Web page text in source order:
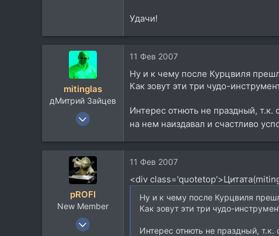
Удачи!
mitinglas
дМитрий Зайцев
19 Ноя 2004
5.718
11 Фев 2007
Ну и к чему после Курцвиля
Как зовут эти три чудо-
Интерес отнють не праздный, т.к.
на нем наиздавал и счастливо
pROFI
New Member
11 Май 2006
11 Фев 2007
<div
Ну и к чему после Курцвиля
Как зовут эти три чудо-
Интерес отнють не праздный,